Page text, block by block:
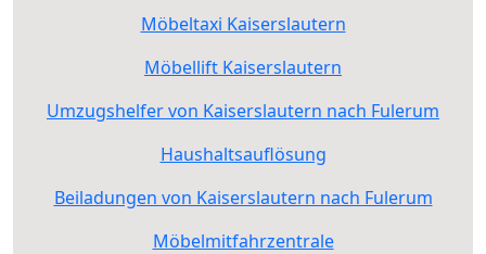
Möbeltaxi Kaiserslautern
Möbellift Kaiserslautern
Umzugshelfer von Kaiserslautern nach Fulerum
Haushaltsauflösung
Beiladungen von Kaiserslautern nach Fulerum
Möbelmitfahrzentrale